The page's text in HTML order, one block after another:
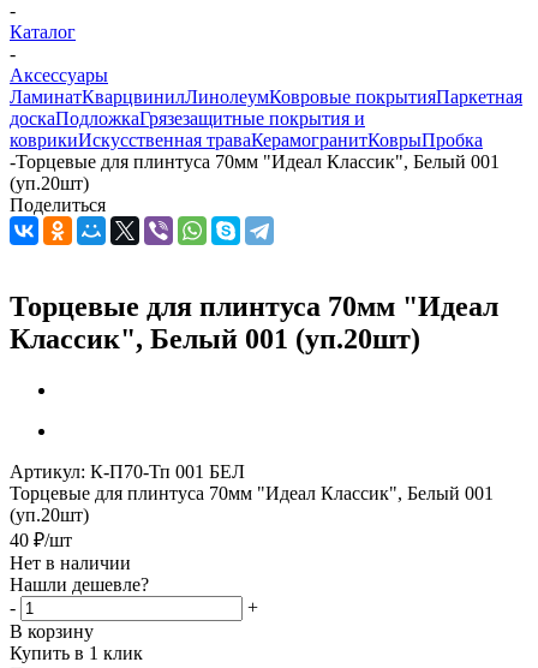
-
Каталог
-
Аксессуары
ЛаминатКварцвинилЛинолеумКовровые покрытияПаркетная
доскаПодложкаГрязезащитные покрытия и
коврикиИскусственная траваКерамогранитКоврыПробка
-Торцевые для плинтуса 70мм "Идеал Классик", Белый 001
(уп.20шт)
Поделиться
Торцевые для плинтуса 70мм "Идеал
Классик", Белый 001 (уп.20шт)
Артикул: К-П70-Тп 001 БЕЛ
Торцевые для плинтуса 70мм "Идеал Классик", Белый 001
(уп.20шт)
40 ₽/шт
Нет в наличии
Нашли дешевле?
-
+
В корзину
Купить в 1 клик